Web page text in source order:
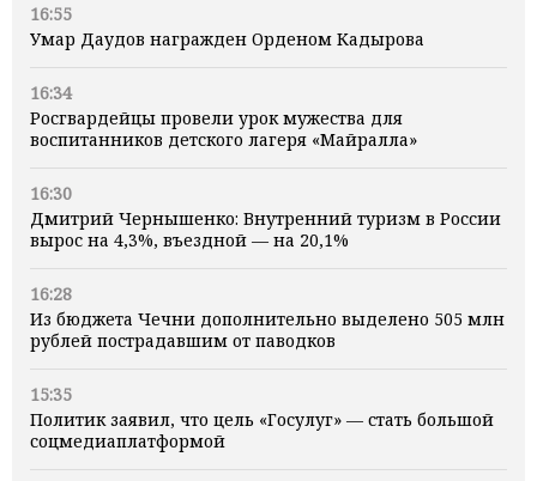
16:55
Умар Даудов награжден Орденом Кадырова
16:34
Росгвардейцы провели урок мужества для
воспитанников детского лагеря «Майралла»
16:30
Дмитрий Чернышенко: Внутренний туризм в России
вырос на 4,3%, въездной — на 20,1%
16:28
Из бюджета Чечни дополнительно выделено 505 млн
рублей пострадавшим от паводков
15:35
Политик заявил, что цель «Госулуг» — стать большой
соцмедиаплатформой